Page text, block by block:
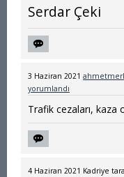
Serdar Çeki
3 Haziran 2021
yorumlandı
Trafik cezaları, kaza
4 Haziran 2021 Kadriye